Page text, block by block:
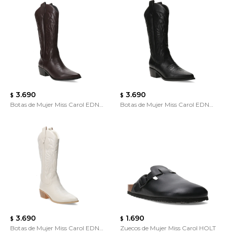
$ 3.690
Botas de Mujer Miss Carol EDNA
$ 3.690
Botas de Mujer Miss Carol EDNA
$ 3.690
Botas de Mujer Miss Carol EDNA
$ 1.690
Zuecos de Mujer Miss Carol HOLT